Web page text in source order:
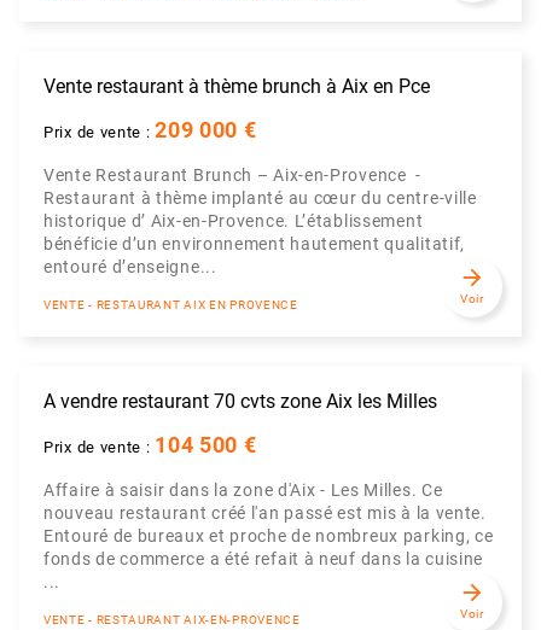
Vente restaurant à thème brunch à Aix en Pce
Prix de vente :209 000 €
Vente Restaurant Brunch – Aix-en-Provence -
Restaurant à thème implanté au cœur du centre-ville
historique d’ Aix-en-Provence. L’établissement
bénéficie d’un environnement hautement qualitatif,
entouré d’enseigne...
VENTE - RESTAURANT AIX EN PROVENCE
arrow_forward
Voir
A vendre restaurant 70 cvts zone Aix les Milles
Prix de vente : 104 500 €
Affaire à saisir dans la zone d'Aix - Les Milles. Ce
nouveau restaurant créé l'an passé est mis à la vente.
Entouré de bureaux et proche de nombreux parking, ce
fonds de commerce a été refait à neuf dans la cuisine
...
VENTE - RESTAURANT AIX-EN-PROVENCE
arrow_forward
Voir